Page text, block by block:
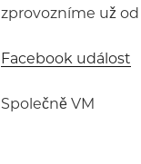
zprovozníme už od
Facebook událost
Společně VM